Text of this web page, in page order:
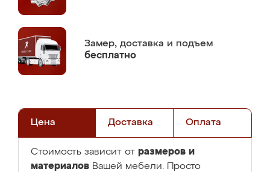
Замер, доставка и подъем
бесплатно
Цена Доставка Оплата
Стоимость зависит от размеров и
материалов Вашей мебели. Просто